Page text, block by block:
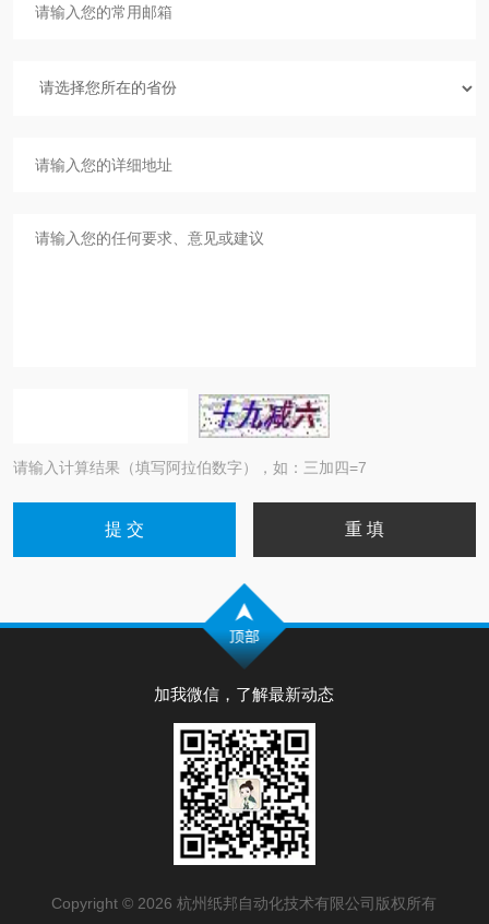
请输入计算结果（填写阿拉伯数字），如：三加四=7
加我微信，了解最新动态
Copyright © 2026 杭州纸邦自动化技术有限公司版权所有